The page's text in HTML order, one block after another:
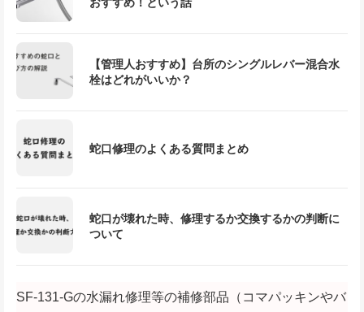
【管理人おすすめ】台所のシングルレバー混合水
栓はどれがいいか？
蛇口修理のよくある質問まとめ
蛇口が壊れた時、修理するか交換するかの判断に
ついて
SF-131-Gの水漏れ修理等の補修部品（コマパッキンやバ